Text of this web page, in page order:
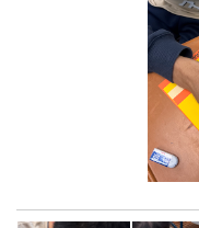
UK001英國遊學團
L001活動暨講座
US001美國遊學團
AU001澳洲遊學團
L001活動暨講座
2018年